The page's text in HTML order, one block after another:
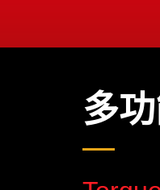
多